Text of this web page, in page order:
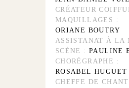
CRÉATEUR
MAQUILLAGES :
ORIANE BOUTRY
ASSISTANAT À LA
SCÈNE : PAULINE
CHORÉGRAPHE :
ROSABEL HUGUET
CHEFFE DE